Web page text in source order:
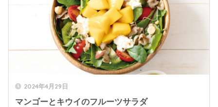
2024年4月29日
マンゴーとキウイのフルーツサラダ